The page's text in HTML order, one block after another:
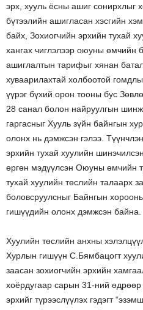
эрх, хууль ёсны ашиг сонирхлыг
бүтээлийн ашигласан хэсгийн
байх, Зохиогчийн эрхийн тухай
хангах чиглэлээр оюуны өмчийн
ашиглалтын тарифыг хянан
хуваарилахтай холбоотой
үүрэг бүхий орон тооны бус
28 санал болон найруулгын
гаргасныг Хууль зүйн байнгын
олонх нь дэмжсэн гэлээ.
эрхийн тухай хуулийн
өргөн мэдүүлсэн Оюуны өмчийн
тухай хуулийн төслийн талаарх
боловсруулсныг Байнгын
гишүүдийн олонх дэмжсэн байна.
Хуулийн төслийн анхны
Хурлын гишүүн С.Бямбацогт
заасан зохиогчийн эрхийн
хоёрдугаар сарын 31-ний өдрөөр
эрхийг түрээслүүлэх гэдэгт